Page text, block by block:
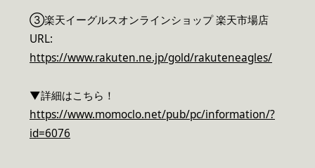
③楽天イーグルスオンラインショップ 楽天市場店
URL:
https://www.rakuten.ne.jp/gold/rakuteneagles/
▼詳細はこちら！
https://www.momoclo.net/pub/pc/information/?
id=6076